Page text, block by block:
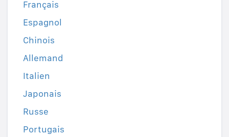
Français
Espagnol
Chinois
Allemand
Italien
Japonais
Russe
Portugais